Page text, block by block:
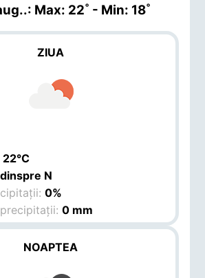
.: Max: 22˚ - Min: 18˚
ZIUA
22°C
N
0%
0 mm
NOAPTEA